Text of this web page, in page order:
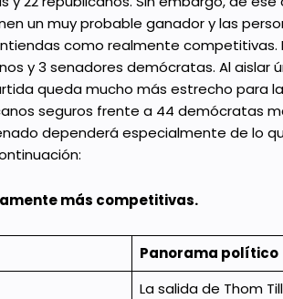
un muy probable ganador y las
como realmente competitivas.
y 3 senadores demócratas. Al aislar
queda mucho más estrecho para
seguros frente a 44 demócratas
dependerá especialmente de lo
más competitivas.
Panorama político
La salida de Thom